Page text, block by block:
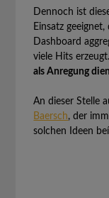
Dennoch ist
Einsatz
Dashboard
viele Hits erzeugt.
als Anregung
An dieser Stelle
Baersch, der
solchen Ideen